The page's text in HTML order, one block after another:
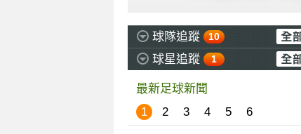
球隊追蹤 10
球星追蹤 1
最新足球新聞
1
2 3 4 5 6